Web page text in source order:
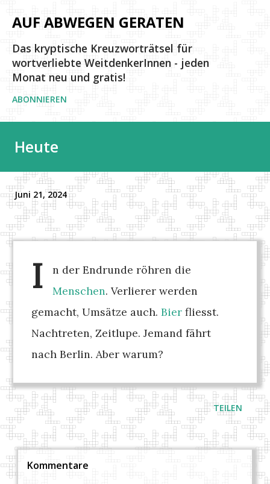
Direkt zum Hauptbereich
AUF ABWEGEN GERATEN
Das kryptische Kreuzworträtsel für
wortverliebte WeitdenkerInnen - jeden
Monat neu und gratis!
ABONNIEREN
Heute
Juni 21, 2024
I
n der Endrunde röhren die
Menschen. Verlierer werden
gemacht, Umsätze auch.Bier fliesst.
Nachtreten, Zeitlupe. Jemand fährt
nach Berlin. Aber warum?
TEILEN
Kommentare